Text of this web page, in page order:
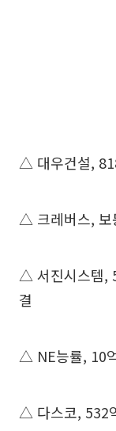
△ 대우건설,
△ 크레버스, 보
△ 서진시스템,
결
△ NE능률, 10
△ 다스코, 532